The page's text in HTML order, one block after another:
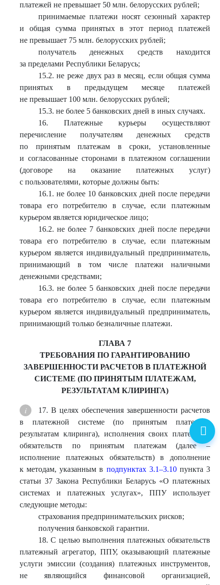
платежей не превышает 50 млн. белорусских рублей;
принимаемые платежи носят сезонный характер
и общая сумма принятых в этот период платежей
не превышает 75 млн. белорусских рублей;
получатель денежных средств находится
за пределами Республики Беларусь;
15.2. не реже двух раз в месяц, если общая сумма
принятых в предыдущем месяце платежей
не превышает 100 млн. белорусских рублей;
15.3. не более 5 банковских дней в иных случаях.
16. Платежные курьеры осуществляют
перечисление получателям денежных средств
по принятым платежам в сроки, установленные
и согласованные сторонами в платежном соглашении
(договоре на оказание платежных услуг)
с пользователями, которые должны быть:
16.1. не более 10 банковских дней после передачи
товара его потребителю в случае, если платежным
курьером является юридическое лицо;
16.2. не более 7 банковских дней после передачи
товара его потребителю в случае, если платежным
курьером является индивидуальный предприниматель,
принимающий в том числе платежи наличными
денежными средствами;
16.3. не более 5 банковских дней после передачи
товара его потребителю в случае, если платежным
курьером является индивидуальный предприниматель,
принимающий только безналичные платежи.
ГЛАВА 7
ТРЕБОВАНИЯ ПО ГАРАНТИРОВАНИЮ
ЗАВЕРШЕННОСТИ РАСЧЕТОВ В ПЛАТЕЖНОЙ
СИСТЕМЕ (ПО ПРИНЯТЫМ ПЛАТЕЖАМ,
РЕЗУЛЬТАТАМ КЛИРИНГА)
17. В целях обеспечения завершенности расчетов
в платежной системе (по принятым платежам,
результатам клиринга), исполнения своих платежных
обязательств по принятым платежам (далее –
исполнение платежных обязательств) в дополнение
к методам, указанным в подпунктах 3.1–3.10пункта 3
статьи 37 Закона Республики Беларусь «О платежных
системах и платежных услугах», ППУ использует
следующие методы:
страхования предпринимательских рисков;
получения банковской гарантии.
18. С целью выполнения платежных обязательств
платежный агрегатор, ППУ, оказывающий платежные
услуги эмиссии (создания) платежных инструментов,
не являющийся финансовой организацией,